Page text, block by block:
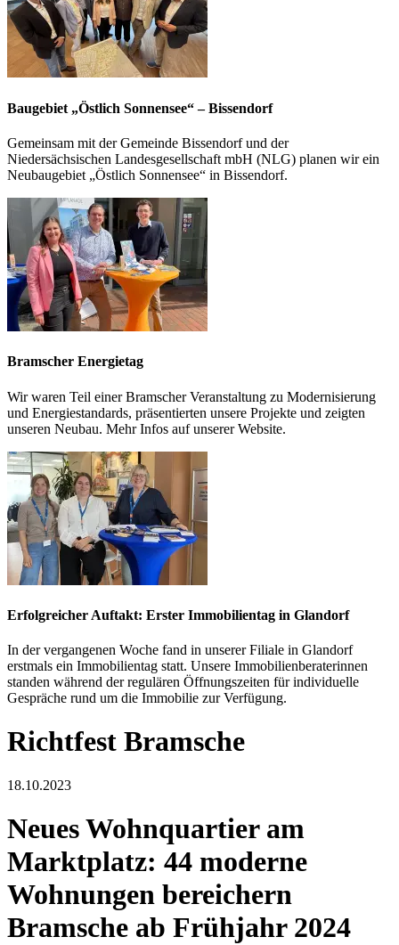
Baugebiet „Östlich Sonnensee“ – Bissendorf
Gemeinsam mit der Gemeinde Bissendorf und der
Niedersächsischen Landesgesellschaft mbH (NLG) planen wir ein
Neubaugebiet „Östlich Sonnensee“ in Bissendorf.
Bramscher Energietag
Wir waren Teil einer Bramscher Veranstaltung zu Modernisierung
und Energiestandards, präsentierten unsere Projekte und zeigten
unseren Neubau. Mehr Infos auf unserer Website.
Erfolgreicher Auftakt: Erster Immobilientag in Glandorf
In der vergangenen Woche fand in unserer Filiale in Glandorf
erstmals ein Immobilientag statt. Unsere Immobilienberaterinnen
standen während der regulären Öffnungszeiten für individuelle
Gespräche rund um die Immobilie zur Verfügung.
Richtfest Bramsche
18.10.2023
Neues Wohnquartier am
Marktplatz: 44 moderne
Wohnungen bereichern
Bramsche ab Frühjahr 2024